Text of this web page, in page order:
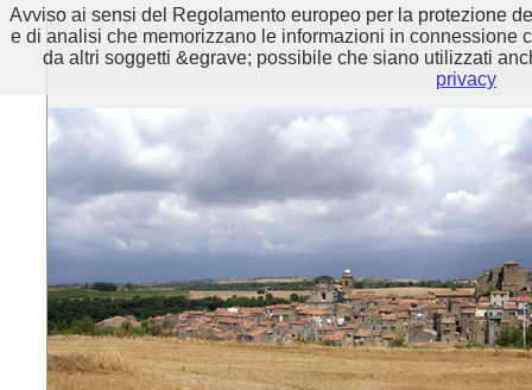
Avviso ai sensi del Regolamento europeo per la protezione
e di analisi che memorizzano le informazioni in connessione
da altri soggetti &egrave; possibile che siano utilizzati
privacy